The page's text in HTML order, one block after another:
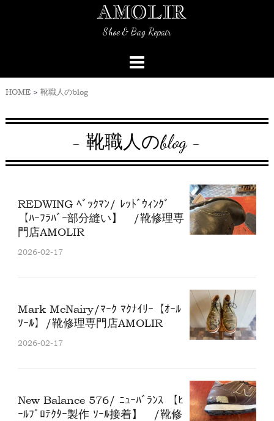
AMOLIR
Shoe & Bag Repair
HOME> 靴職人のblog
- 靴職人のblog -
REDWING ﾍﾞｯｸﾏﾝ/ ﾚｯﾄﾞｳｨﾝｸﾞ
【ﾊｰﾌﾗﾊﾞｰ部分縫い】 /靴修理専
門店AMOLIR
2026-02-17
Mark McNairy/ﾏｰｸ ﾏｸﾅｲﾘｰ【ｵｰﾙ
ｿｰﾙ】/靴修理専門店AMOLIR
2026-02-17
New Balance 576/ ﾆｭｰﾊﾞﾗﾝｽ 【ﾋ
ｰﾙﾌﾟﾛﾃｸﾀｰ製作 ｿｰﾙ接着】 /靴修